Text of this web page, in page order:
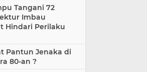
Tangani 72
Imbau
Hindari Perilaku
Pantun Jenaka di
80-an ?